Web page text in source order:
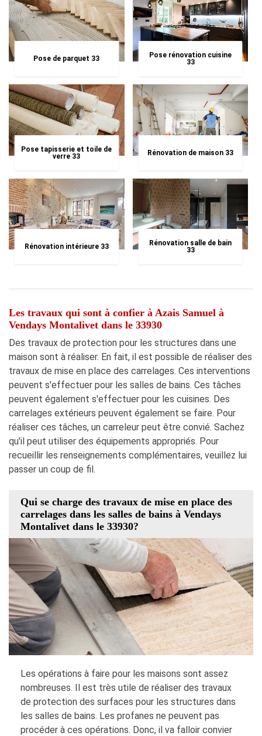
Pose de parquet 33
Pose rénovation cuisine
33
Pose tapisserie et toile de
verre 33
Rénovation de maison 33
Rénovation intérieure 33
Rénovation salle de bain
33
Les travaux qui sont à confier à Azais Samuel à
Vendays Montalivet dans le 33930
Des travaux de protection pour les structures dans une
maison sont à réaliser. En fait, il est possible de réaliser des
travaux de mise en place des carrelages. Ces interventions
peuvent s'effectuer pour les salles de bains. Ces tâches
peuvent également s'effectuer pour les cuisines. Des
carrelages extérieurs peuvent également se faire. Pour
réaliser ces tâches, un carreleur peut être convié. Sachez
qu'il peut utiliser des équipements appropriés. Pour
recueillir les renseignements complémentaires, veuillez lui
passer un coup de fil.
Qui se charge des travaux de mise en place des
carrelages dans les salles de bains à Vendays
Montalivet dans le 33930?
Les opérations à faire pour les maisons sont assez
nombreuses. Il est très utile de réaliser des travaux
de protection des surfaces pour les structures dans
les salles de bains. Les profanes ne peuvent pas
procéder à ces opérations. Donc, il va falloir convier